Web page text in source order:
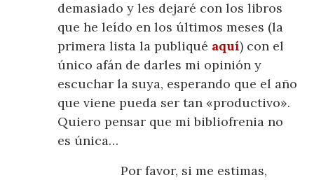
demasiado y les dejaré con los libros
que he leído en los últimos meses (la
primera lista la publiqué aquí) con el
único afán de darles mi opinión y
escuchar la suya, esperando que el año
que viene pueda ser tan «productivo».
Quiero pensar que mi bibliofrenia no
es única…
Por favor, si me estimas,